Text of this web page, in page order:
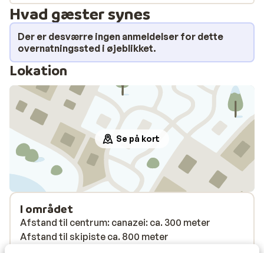
Hvad gæster synes
Der er desværre ingen anmeldelser for dette
overnatningssted i øjeblikket.
Lokation
Se på kort
I området
Afstand til centrum: canazei: ca. 300 meter
Afstand til skipiste ca. 800 meter